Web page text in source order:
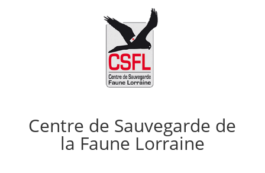
Centre de Sauvegarde de
la Faune Lorraine